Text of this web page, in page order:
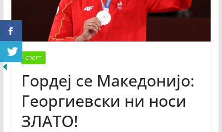
СПОРТ
Гордеј се Македонијо:
Георгиевски ни носи
ЗЛАТО!